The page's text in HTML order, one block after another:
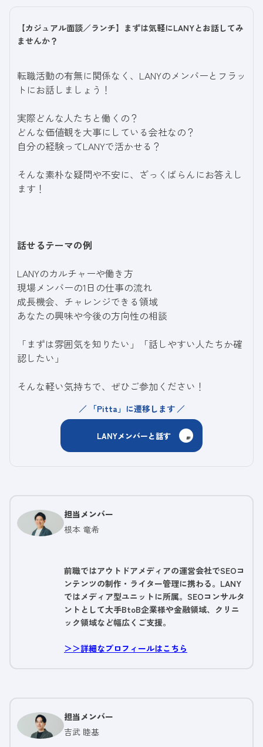
【カジュアル面談／ランチ】まずは気軽にLANYとお話してみ
ませんか？
転職活動の有無に関係なく、LANYのメンバーとフラッ
トにお話しましょう！
実際どんな人たちと働くの？
どんな価値観を大事にしている会社なの？
自分の経験ってLANYで活かせる？
そんな素朴な疑問や不安に、ざっくばらんにお答えし
ます！
話せるテーマの例
LANYのカルチャーや働き方
現場メンバーの1日の仕事の流れ
成長機会、チャレンジできる領域
あなたの興味や今後の方向性の相談
「まずは雰囲気を知りたい」「話しやすい人たちか確
認したい」
そんな軽い気持ちで、ぜひご参加ください！
「Pitta」に遷移します
LANYメンバーと話す
担当メンバー
根本 竜希
前職ではアウトドアメディアの運営会社でSEOコ
ンテンツの制作・ライター管理に携わる。LANY
ではメディア型ユニットに所属。SEOコンサルタ
ントとして大手BtoB企業様や金融領域、クリニ
ック領域など幅広くご支援。
＞＞詳細なプロフィールはこちら
担当メンバー
吉武 睦基